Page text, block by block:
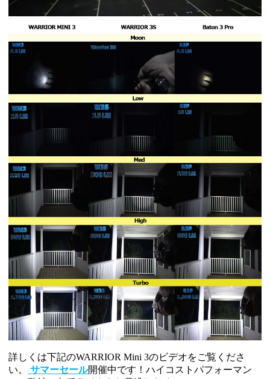
詳しくは下記のWARRIOR Mini 3のビデオをご覧くださ
い。
サマーセール開催中です！ハイコストパフ ォーマン